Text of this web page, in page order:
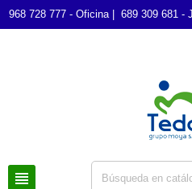
968 728 777 - Oficina | 689 309 681 -
